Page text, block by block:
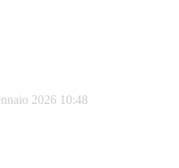
2026 10:48